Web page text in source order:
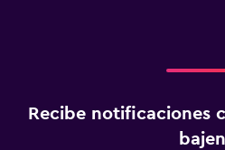
Recibe notificaciones
bajen